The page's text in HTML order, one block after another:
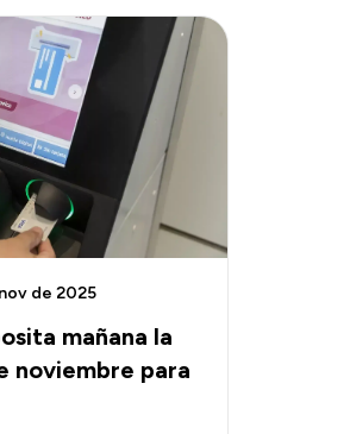
mañana la
noviembre para
de 2025